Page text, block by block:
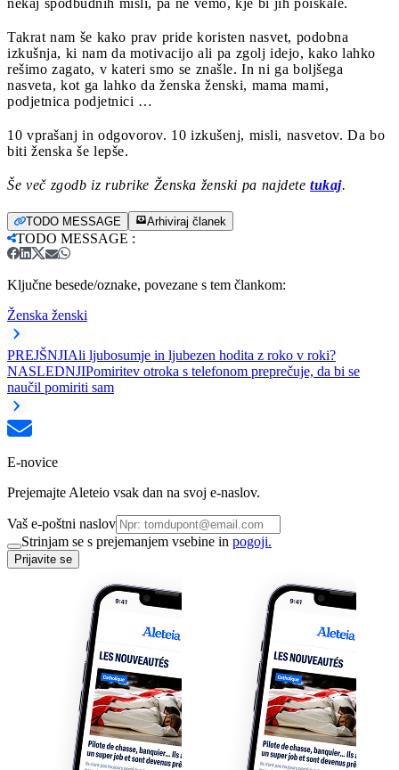
nekaj spodbudnih misli, pa ne vemo, kje bi jih poiskale.
Takrat nam še kako prav pride koristen nasvet, podobna
izkušnja, ki nam da motivacijo ali pa zgolj idejo, kako lahko
rešimo zagato, v kateri smo se znašle. In ni ga boljšega
nasveta, kot ga lahko da ženska ženski, mama mami,
podjetnica podjetnici …
10 vprašanj in odgovorov. 10 izkušenj, misli, nasvetov. Da bo
biti ženska še lepše.
Še več zgodb iz rubrike Ženska ženski pa najdete tukaj.
TODO MESSAGE Arhiviraj članek
TODO MESSAGE :
Ključne besede/oznake, povezane s tem člankom:
Ženska ženski
PREJŠNJIAli ljubosumje in ljubezen hodita z roko v roki?
NASLEDNJIPomiritev otroka s telefonom preprečuje, da bi se
naučil pomiriti sam
E-novice
Prejemajte Aleteio vsak dan na svoj e-naslov.
Vaš e-poštni naslov
Strinjam se s prejemanjem vsebine in pogoji.
Prijavite se